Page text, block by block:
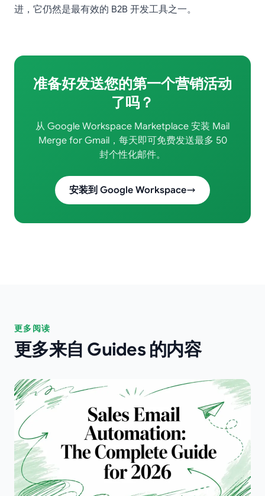
进，它仍然是最有效的 B2B 开发工具之一。
准备好发送您的第一个营销活动
了吗？
从 Google Workspace Marketplace 安装 Mail
Merge for Gmail，每天即可免费发送最多 50
封个性化邮件。
安装到 Google Workspace
更多阅读
更多来自 Guides 的内容